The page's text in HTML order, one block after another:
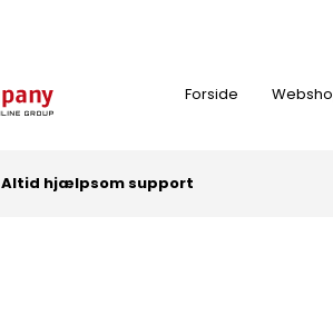
Forside
Altid hjælpsom support